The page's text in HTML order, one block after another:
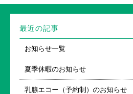
最近の記事
お知らせ一覧
夏季休暇のお知らせ
乳腺エコー（予約制）のお知らせ